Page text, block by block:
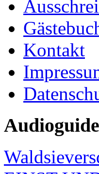
Kontakt
Audioguide